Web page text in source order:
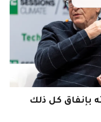
كل ذلك